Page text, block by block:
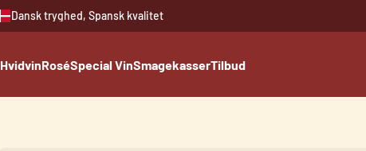
Dansk tryghed, Spansk kvalitet
HvidvinRoséSpecial VinSmagekasserTilbud